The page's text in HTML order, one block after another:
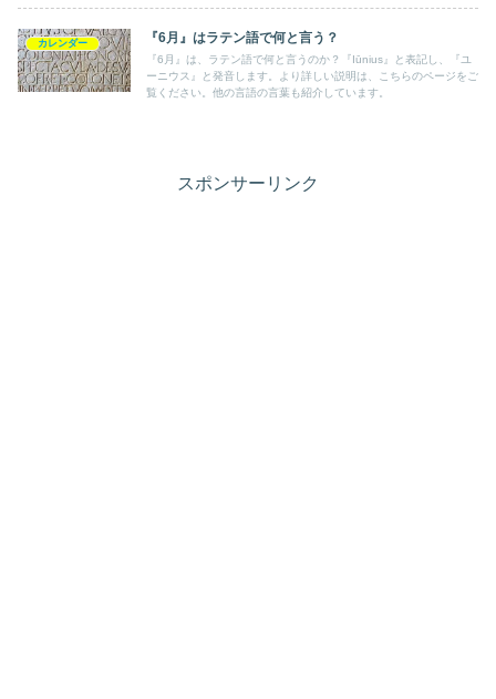
カレンダー 『6月』はラテン語で何と言う？
『6月』は、ラテン語で何と言うのか？『Iūnius』と表記し、『ユ
ーニウス』と発音します。より詳しい説明は、こちらのページをご
覧ください。他の言語の言葉も紹介しています。
スポンサーリンク